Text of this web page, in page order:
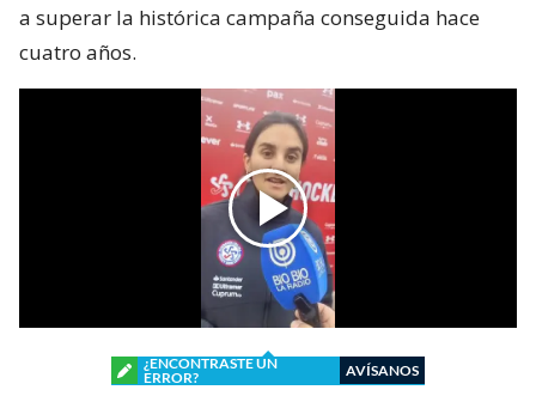
a superar la histórica campaña conseguida hace
cuatro años.
¿ENCONTRASTE UN
ERROR?
AVÍSANOS